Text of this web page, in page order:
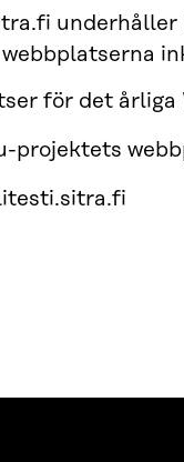
underhåller
för det årliga
projektets